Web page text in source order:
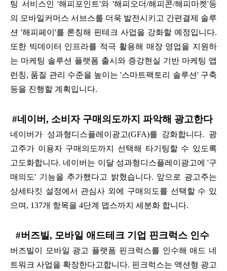
팅 서비스인 '해피포인트'와 '해피오더/해피콘/해피마켓'등
의 모바일커머스 서브스를 더욱 발전시키고 간편결제 솔루
션 '해피페이'를 론칭해 핀테크 사업을 강화할 예정입니다.
또한 빅데이터 인프라를 적극 활용해 매장 영업을 지원하
는 마케팅 솔루션 플랫폼 출시와 증강현실 기반 마케팅 앱
런칭, 품질 관리 수준을 높이는 '스마트팩토리 솔루션' 구축
등을 진행할 계획입니다.
#네이버, 소비자 구매의도까지 파악해 광고한다
네이버가 성과형디스플레이광고(GFA)를 강화합니다. 광
고주가 이용자 구매의도까지 선택해 타기팅할 수 있도록
고도화합니다. 네이버는 이달 성과형디스플레이광고에 '구
매의도' 기능을 추가했다고 밝혔습니다. 앞으로 광고주는
상세타킷 설정에서 관심사 외에 구매의도를 선택할 수 있
으며, 137개 항목을 4단계 뎁스까지 세분화 합니다.
#버즈빌, 모바일 애드테크 기업 핀크럭스 인수
버즈빌이 모바일 광고 플랫폼 핀크럭스를 인수해 애드 네
트워크 사업을 확장한다고합니다. 핀크럭스는 액션형 광고